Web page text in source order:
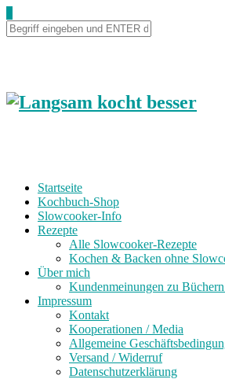
Startseite
Kochbuch-Shop
Slowcooker-Info
Rezepte
Alle Slowcooker-Rezepte
Kochen & Backen ohne
Über mich
Kundenmeinungen zu
Impressum
Kontakt
Kooperationen / Media
Allgemeine
Versand / Widerruf
Datenschutzerklärung